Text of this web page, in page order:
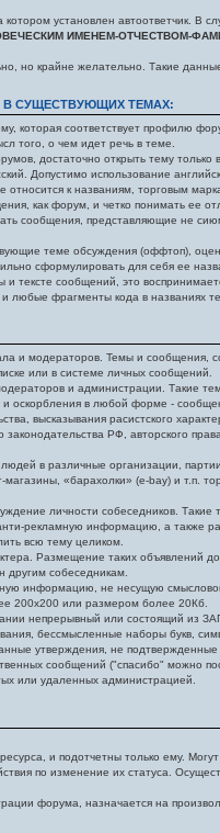
установлен автоответчик. В
ИМЕНЕМ-ОТЧЕСТВОМ-
но крайне желательно. Такие
СУЩЕСТВУЮЩИХ ТЕМАХ:
которая соответствует профилю
того, о чем идет речь в теме.
достаточно открыть тему только
Допустимо использование
к названиям, торговым
как форум, и четко понимать ее
сообщения, представляющие не
теме обсуждения (оффтоп),
сформулировать для себя ее
тексте сообщений, это
любые фрагменты кода в названиях
и модераторов. Темы и сообщения,
или в системе личных сообщений.
и администрации. Такие
оскорбления в любой форме -
высказывания расистского
РФ, авторского
в различные организации,
«барахолки» (e-bay) и т.п.
личности собеседников.
рекламную информацию, а также
всю тему целиком.
Размещение таких объявлений
другим собеседникам.
информацию, не несущую
200x200 или размером более 20Кб.
непрерывный или состоящий из
бессмысленные наборы букв,
утверждения, не
сообщений ("спасибо" можно
или удаленных администрацией.
и подотчетны только ему.
по изменение их статуса.
форума, назначается на